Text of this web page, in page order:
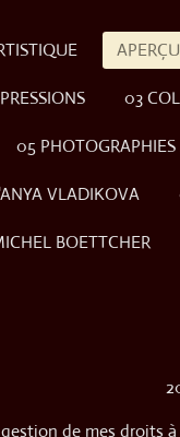
03
05
VLADIKOVA
BOETTCHER
gestion de mes